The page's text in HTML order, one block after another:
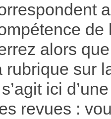
de
alors
rubrique sur
ici
revues :